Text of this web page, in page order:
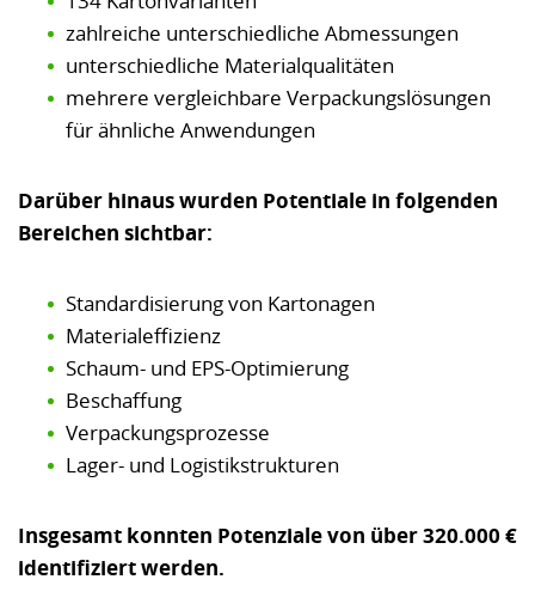
zahlreiche unterschiedliche Abmessungen
unterschiedliche Materialqualitäten
mehrere vergleichbare Verpackungslösungen
für ähnliche Anwendungen
Darüber hinaus wurden Potentiale in folgenden
Bereichen sichtbar:
Standardisierung von Kartonagen
Materialeffizienz
Schaum- und EPS-Optimierung
Beschaffung
Verpackungsprozesse
Lager- und Logistikstrukturen
Insgesamt konnten Potenziale von über 320.000 €
identifiziert werden.